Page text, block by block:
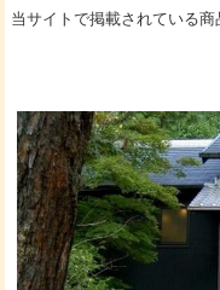
当サイトで掲載されている